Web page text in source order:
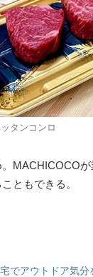
タンコンロ
MACHICOCO
ともできる。
でアウトドア気分